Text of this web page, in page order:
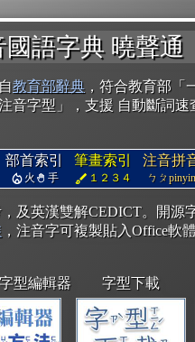
國語字典 曉聲通
教育部辭典 ，符合教育部「
音字型」，支援 自動斷詞
部首索引
火 手
筆畫索引
１２３４
注音拼
ㄅㄆ
及英漢雙解CEDICT。開源
，注音字可複製貼入Office軟
型編輯器 字型下載